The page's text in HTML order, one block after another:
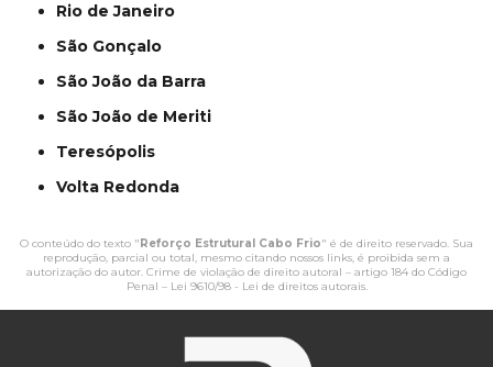
Rio de Janeiro
São Gonçalo
São João da Barra
São João de Meriti
Teresópolis
Volta Redonda
O conteúdo do texto " Reforço Estrutural Cabo Frio" é de direito reservado. Sua
reprodução, parcial ou total, mesmo citando nossos links, é proibida sem a
autorização do autor. Crime de violação de direito autoral – artigo 184 do Código
Penal – Lei 9610/98 - Lei de direitos autorais.